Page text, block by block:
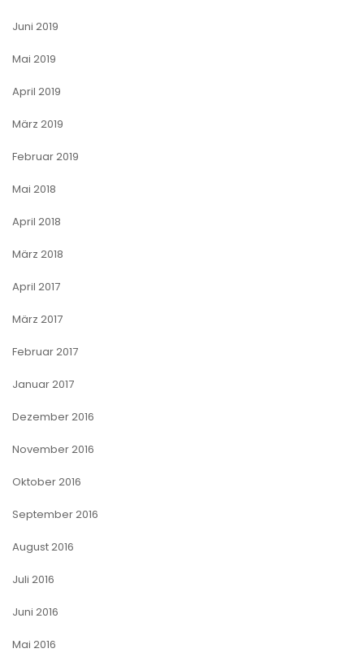
Juni 2019
Mai 2019
April 2019
März 2019
Februar 2019
Mai 2018
April 2018
März 2018
April 2017
März 2017
Februar 2017
Januar 2017
Dezember 2016
November 2016
Oktober 2016
September 2016
August 2016
Juli 2016
Juni 2016
Mai 2016